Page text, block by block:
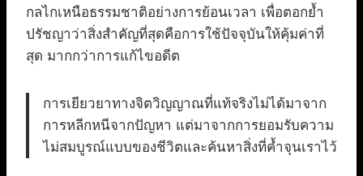
กลไกเหนือธรรมชาติอย่างการย้อนเวลา เพื่อตอกย้ำ
ปรัชญาว่าสิ่งสำคัญที่สุดคือการใช้ปัจจุบันให้คุ้มค่าที่
สุด มากกว่าการแก้ไขอดีต
การเยียวยาทางจิตวิญญาณที่แท้จริงไม่ได้มาจาก
การหลีกหนีจากปัญหา แต่มาจากการยอมรับความ
ไม่สมบูรณ์แบบของชีวิตและค้นหาสิ่งที่ค้ำจุนเราไว้